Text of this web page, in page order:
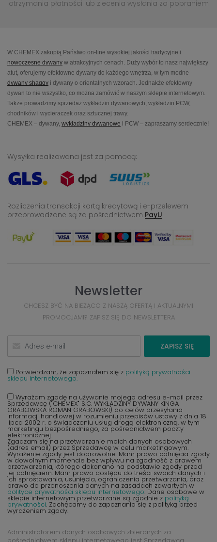
otrzymania płatności lub zlecenia wysłania za pobraniem
W CHEMEX zakupią Państwo on-line wysokiej jakości tradycyjne i
nowoczesne dywany w atrakcyjnych cenach. Duży wybór to nasz największy
atut, oferujemy efektowne dywany do każdego wnętrza, w tym modne
dywany shaggy i dywany o orientalnych wzorach. Jednakże efektowny
dywan to nie wszystko, co można zamówić w naszym sklepie internetowym.
Także prowadzimy sprzedaż wykładzin dywanowych, wykładzin PCW,
chodników i wycieraczek oraz sztucznej trawy.
CHEMEX – dywany, wykładziny dywanowe i PCW – zapraszamy serdecznie!
Wysyłka realizowana jest za pomocą:
Rozliczenia transakcji kartą kredytową i e-przelewem
przeprowadzane są za pośrednictwem PayU
Newsletter
CHCESZ BYĆ NA BIEŻĄCO Z NASZĄ OFERTĄ I AKTUALNYMI
PROMOCJAMI? ZAPISZ SIĘ DO NEWSLETTERA
ZAPISZ SIĘ
Potwierdzam, że zapoznałem się z polityką prywatności
sklepu internetowego.
Wyrażam zgodę na używanie mojego adresu e-mail przez
Sprzedawcę ("CHEMEX" S.C. WYKŁADZINY DYWANY KINGA
GRABOWSKA ROMAN GRABOWSKI) do celów przesyłania
informacji handlowej w rozumieniu przepisów ustawy z dnia 18
lipca 2002 r. o świadczeniu usług drogą elektroniczną, w tym
marketingu bezpośredniego, za pośrednictwem poczty
elektronicznej.
Zgadzam się na przetwarzanie moich danych osobowych
(adres email) przez Sprzedawcę w celu marketingowym.
Wyrażenie zgody jest dobrowolne. Mam prawo cofnięcia zgody
w dowolnym momencie bez wpływu na zgodność z prawem
przetwarzania, którego dokonano na podstawie zgody przed
jej cofnięciem. Mam prawo dostępu do treści swoich danych i
ich sprostowania, usunięcia, ograniczenia przetwarzania, oraz
prawo do przenoszenia danych na zasadach zawartych w
polityce prywatności sklepu internetowego. Dane osobowe w
sklepie internetowym przetwarzane są zgodnie z polityką
prywatności. Zachęcamy do zapoznania się z polityką przed
wyrażeniem zgody.
Administratorem danych osobowych zbieranych za